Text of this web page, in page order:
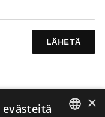
LÄHETÄ
×